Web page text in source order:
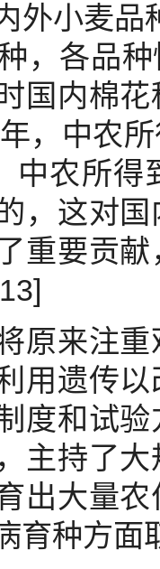
外小麦品
，各品
国内棉
，中农
中农所得
，这对
重要贡
来注重
用遗传
度和试
主持了
出大量
育种方面